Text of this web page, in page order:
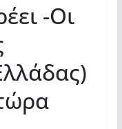
-Οι